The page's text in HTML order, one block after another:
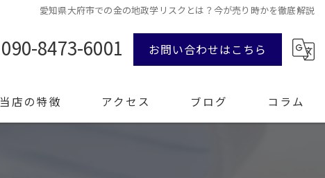
愛知県大府市での金の地政学リスクとは？今が売り時かを徹底解説
090-8473-6001 お問い合わせはこちら
当店の特徴 アクセス ブログ コラム